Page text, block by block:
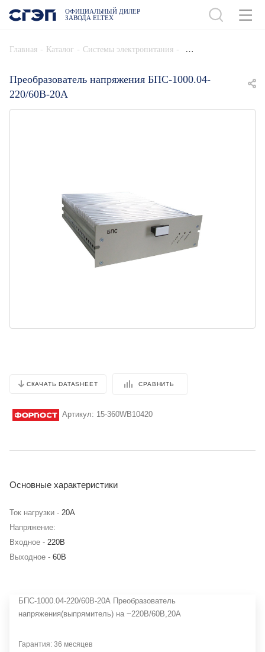
ОФИЦИАЛЬНЫЙ ДИЛЕР
ЗАВОДА ELTEX
Главная - Каталог - Системы электропитания -
Преобразователь напряжения БПС-1000.04-
220/60В-20А
СКАЧАТЬ DATASHEET СРАВНИТЬ
Артикул: 15-360WB10420
Основные характеристики
Ток нагрузки - 20А
Напряжение:
Входное - 220В
Выходное - 60В
БПС-1000.04-220/60В-20А Преобразователь
напряжения(выпрямитель) на ~220В/60B,20A
Гарантия: 36 месяцев